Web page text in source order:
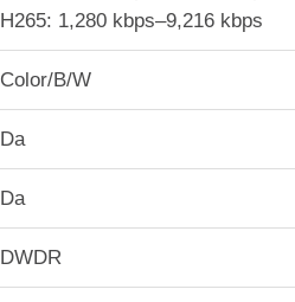
H265: 1,280 kbps–9,216 kbps
Color/B/W
Da
Da
DWDR